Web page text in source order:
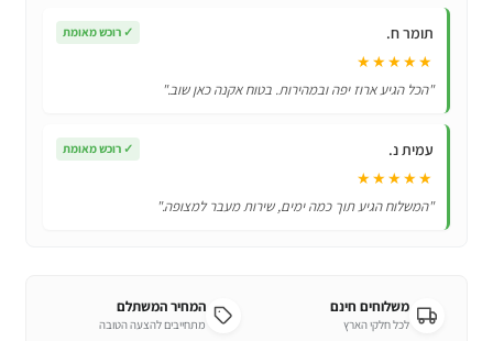
עוצמתית
5000mAh
תומר ח. ✓ רוכש מאומת
★★★★★
"הכל הגיע ארוז יפה ובמהירות. בטוח אקנה כאן שוב."
עמית נ. ✓ רוכש מאומת
★★★★★
"המשלוח הגיע תוך כמה ימים, שירות מעבר למצופה."
משלוחים חינם
לכל חלקי הארץ
המחיר המשתלם
מתחייבים להצעה הטובה